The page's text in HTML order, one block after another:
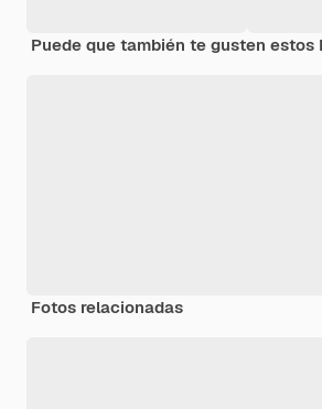
Puede que también te gusten estos
Fotos relacionadas